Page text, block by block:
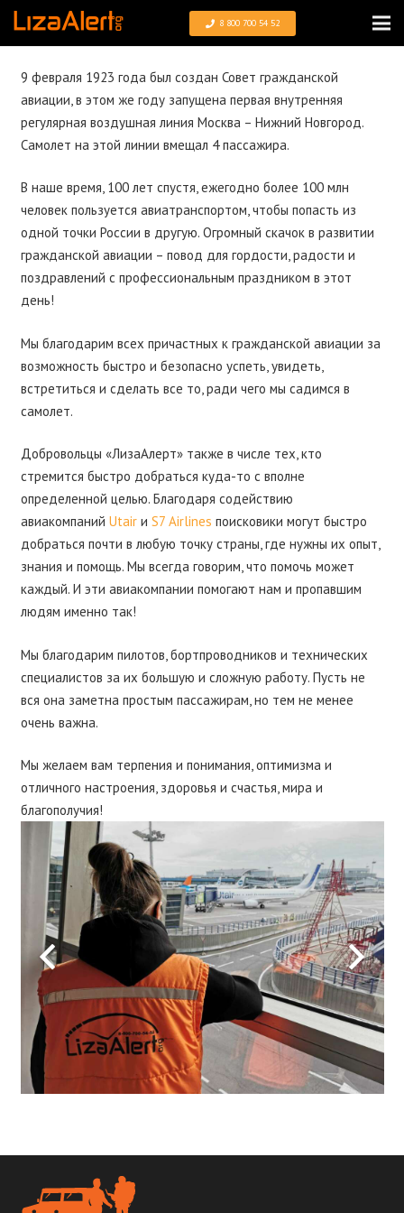
8 800 700 54 52
9 февраля 1923 года был создан Совет гражданской
авиации, в этом же году запущена первая внутренняя
регулярная воздушная линия Москва – Нижний Новгород.
Самолет на этой линии вмещал 4 пассажира.
В наше время, 100 лет спустя, ежегодно более 100 млн
человек пользуется авиатранспортом, чтобы попасть из
одной точки России в другую. Огромный скачок в развитии
гражданской авиации – повод для гордости, радости и
поздравлений с профессиональным праздником в этот
день!
Мы благодарим всех причастных к гражданской авиации за
возможность быстро и безопасно успеть, увидеть,
встретиться и сделать все то, ради чего мы садимся в
самолет.
Добровольцы «ЛизаАлерт» также в числе тех, кто
стремится быстро добраться куда-то с вполне
определенной целью. Благодаря содействию
авиакомпаний Utairи S7 Airlines поисковики могут быстро
добраться почти в любую точку страны, где нужны их опыт,
знания и помощь. Мы всегда говорим, что помочь может
каждый. И эти авиакомпании помогают нам и пропавшим
людям именно так!
Мы благодарим пилотов, бортпроводников и технических
специалистов за их большую и сложную работу. Пусть не
вся она заметна простым пассажирам, но тем не менее
очень важна.
Мы желаем вам терпения и понимания, оптимизма и
отличного настроения, здоровья и счастья, мира и
благополучия!